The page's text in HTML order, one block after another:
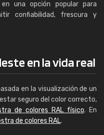
una opción popular para
confiabilidad, frescura y
en la vida real
en la visualización de un
seguro del color correcto,
de colores RAL físico. En
de colores RAL.